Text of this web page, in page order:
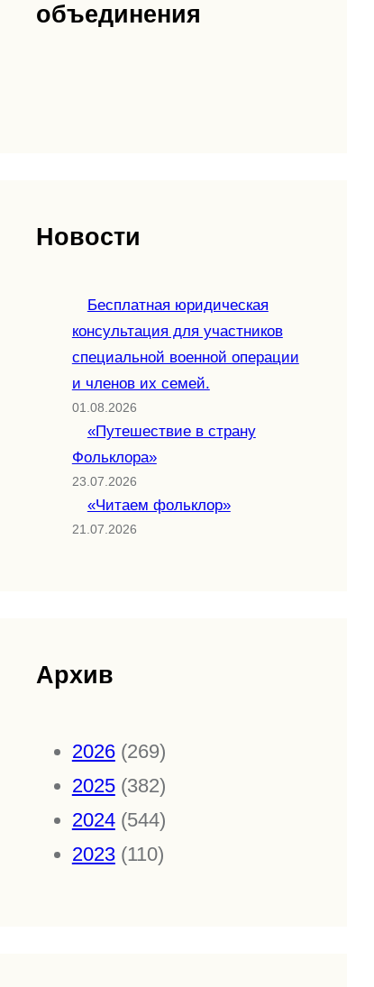
объединения
Новости
Бесплатная юридическая
консультация для участников
специальной военной операции
и членов их семей.
01.08.2026
«Путешествие в страну
Фольклора»
23.07.2026
«Читаем фольклор»
21.07.2026
Архив
2026(269)
2025(382)
2024(544)
2023(110)